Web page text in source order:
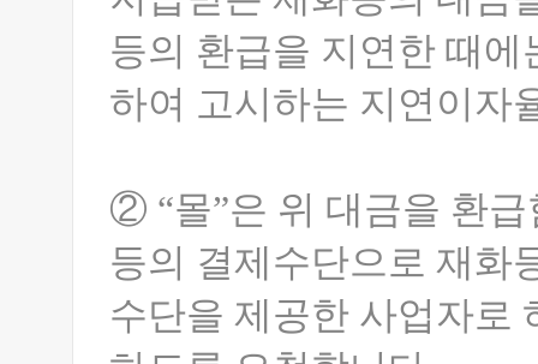
등의 환급을 지연한 때
하여 고시하는 지연이자
② “몰”은 위 대금을 환
등의 결제수단으로 재화
수단을 제공한 사업자로